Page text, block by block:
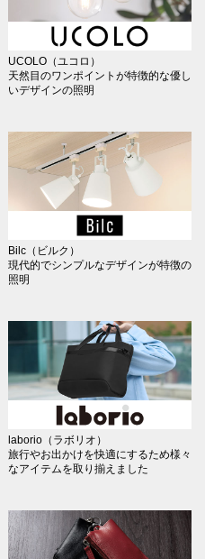
UCOLO（ユコロ）
天然目のワンポイントが特徴的な優し
いデザインの照明
Bilc（ビルク）
現代的でシンプルなデザインが特徴の
照明
laborio（ラボリオ）
旅行やお出かけを快適にするため様々
なアイテムを取り揃えました